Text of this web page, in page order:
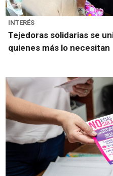
INTERÉS
Tejedoras solidarias se
quienes más lo necesitan